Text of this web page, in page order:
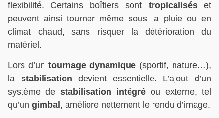
flexibilité. Certains boîtiers sont tropicaliséset
peuvent ainsi tourner même sous la pluie ou en
climat chaud, sans risquer la détérioration du
matériel.
Lors d’un tournage dynamique (sportif, nature…),
la stabilisation devient essentielle. L’ajout d’un
système de stabilisation intégré ou externe, tel
qu’un gimbal, améliore nettement le rendu d’image.